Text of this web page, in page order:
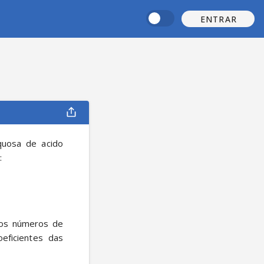
ENTRAR
de acido
números de
das